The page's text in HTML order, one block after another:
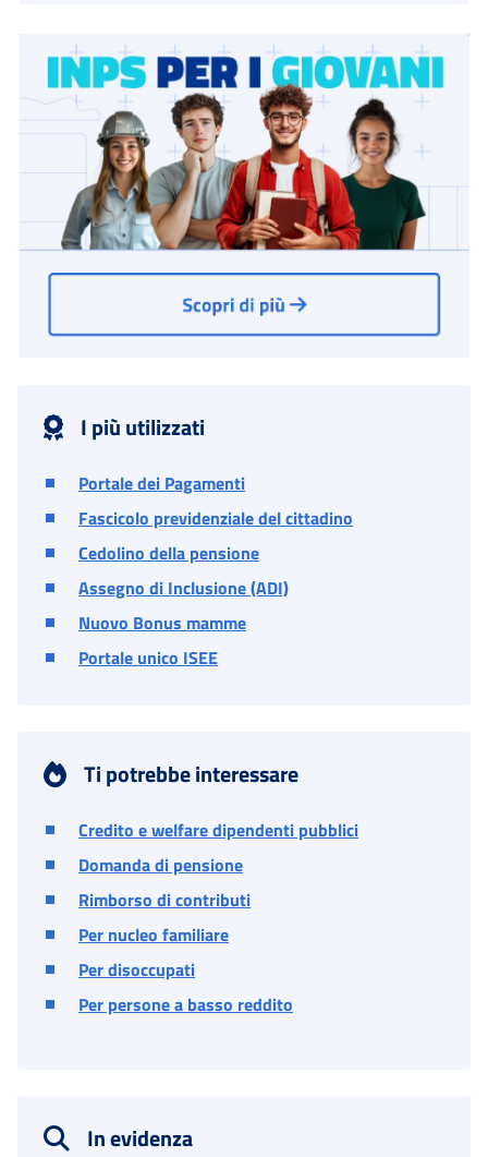
I più utilizzati
Portale dei Pagamenti
Fascicolo previdenziale del cittadino
Cedolino della pensione
Assegno di Inclusione (ADI)
Nuovo Bonus mamme
Portale unico ISEE
Ti potrebbe interessare
Credito e welfare dipendenti pubblici
Domanda di pensione
Rimborso di contributi
Per nucleo familiare
Per disoccupati
Per persone a basso reddito
In evidenza